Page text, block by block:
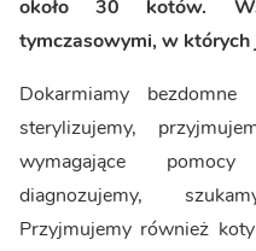
około 30 kotów.
tymczasowymi, w których
Dokarmiamy
sterylizujemy,
wymagające
diagnozujemy,
Przyjmujemy również